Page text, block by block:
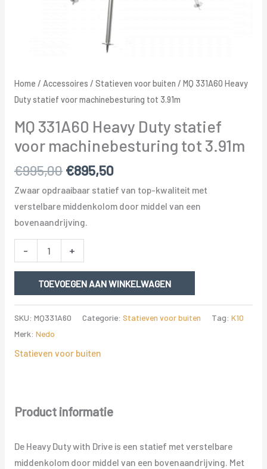
Home / Accessoires / Statieven voor buiten / MQ 331A60 Heavy
Duty statief voor machinebesturing tot 3.91m
MQ 331A60 Heavy Duty statief
voor machinebesturing tot 3.91m
€995,00 Oorspronkelijke
prijs
was:
€995,00.
€895,50Huidige
prijs
is:
Zwaar opdraaibaar statief van top-kwaliteit met
verstelbare middenkolom door middel van een
bovenaandrijving.
-
331A60
Duty
tot
+
TOEVOEGEN AAN WINKELWAGEN
SKU: MQ331A60 Categorie: Statieven voor buiten Tag: K10
Merk: Nedo
Statieven voor buiten
Product informatie
De Heavy Duty with Drive is een statief met verstelbare
middenkolom door middel van een bovenaandrijving. Met